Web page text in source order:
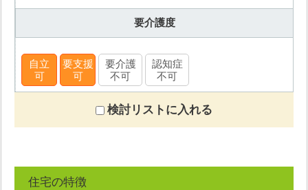
要介護度
自立
可
要支援
可
要介護
不可
認知症
不可
検討リストに入れる
住宅の特徴